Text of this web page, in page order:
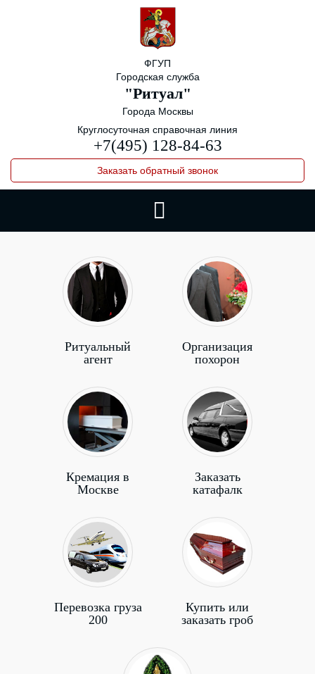
ФГУП
Городская служба
"Ритуал"
Города Москвы
Круглосуточная справочная линия
+7(495) 128-84-63
Заказать обратный звонок
Ритуальный
агент
Организация
похорон
Кремация в
Москве
Заказать
катафалк
Перевозка груза
200
Купить или
заказать гроб